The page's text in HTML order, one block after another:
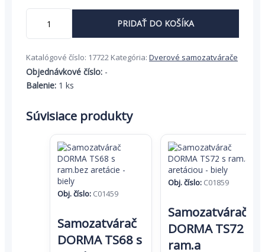
70,44 €.45,79 €.
množstvo
Rameno
samozatvárača
aretáciou
E/A
k
OTS
-
PRIDAŤ DO KOŠÍKA
Katalógové číslo: 17722 Kategória: Dverové samozatvárače
Objednávkové číslo: -
Balenie: 1 ks
Súvisiace produkty
Obj. číslo: C01459
Samozatvárač
DORMA TS68 s
Obj. číslo: C01859
Samozatvárač
DORMA TS72 s
ram.a